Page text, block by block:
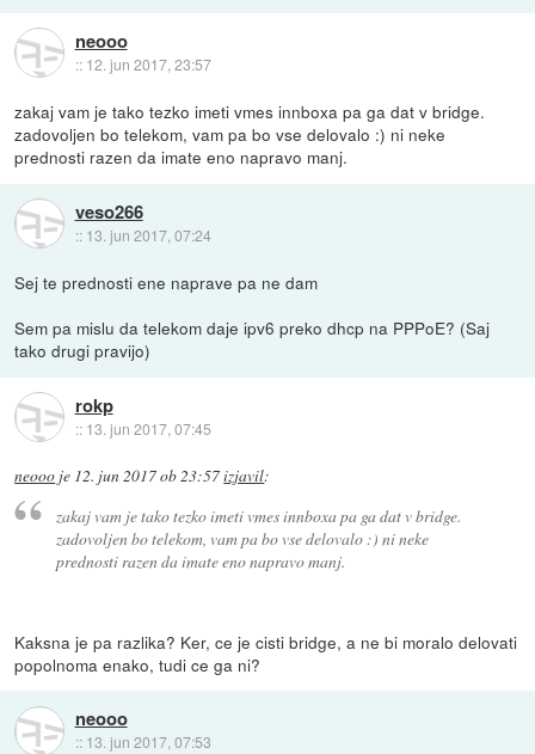
neooo
:: 12. jun 2017, 23:57
zakaj vam je tako tezko imeti vmes innboxa pa ga dat v bridge.
zadovoljen bo telekom, vam pa bo vse delovalo :) ni neke
prednosti razen da imate eno napravo manj.
veso266
:: 13. jun 2017, 07:24
Sej te prednosti ene naprave pa ne dam
Sem pa mislu da telekom daje ipv6 preko dhcp na PPPoE? (Saj
tako drugi pravijo)
rokp
:: 13. jun 2017, 07:45
neooo je 12. jun 2017 ob 23:57izjavil:
zakaj vam je tako tezko imeti vmes innboxa pa ga dat v bridge.
zadovoljen bo telekom, vam pa bo vse delovalo :) ni neke
prednosti razen da imate eno napravo manj.
Kaksna je pa razlika? Ker, ce je cisti bridge, a ne bi moralo delovati
popolnoma enako, tudi ce ga ni?
neooo
:: 13. jun 2017, 07:53